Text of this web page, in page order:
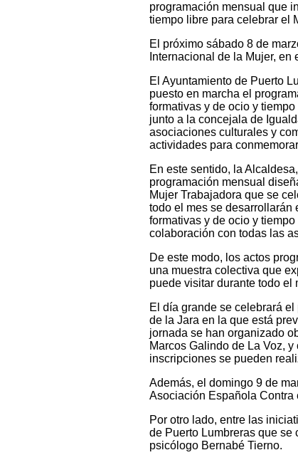
programación mensual que
tiempo libre para celebrar el
El próximo sábado 8 de
Internacional de la Mujer,
El Ayuntamiento de Puerto
puesto en marcha el
formativas y de ocio y
junto a la concejala de
asociaciones culturales y
actividades para
En este sentido, la
programación mensual
Mujer Trabajadora que se
todo el mes se desarrollarán
formativas y de ocio y
colaboración con todas las
De este modo, los actos
una muestra colectiva que
puede visitar durante todo el
El día grande se celebrará
de la Jara en la que está
jornada se han organizado
Marcos Galindo de La Voz,
inscripciones se pueden
Además, el domingo 9 de
Asociación Española Contra
Por otro lado, entre las
de Puerto Lumbreras que se
psicólogo Bernabé Tierno.